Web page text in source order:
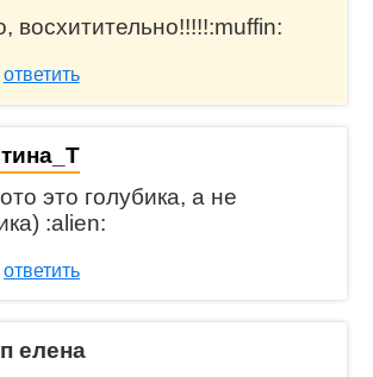
восхитительно!!!!!:muffin:
ответить
это голубика, а не
:alien:
ответить
елена